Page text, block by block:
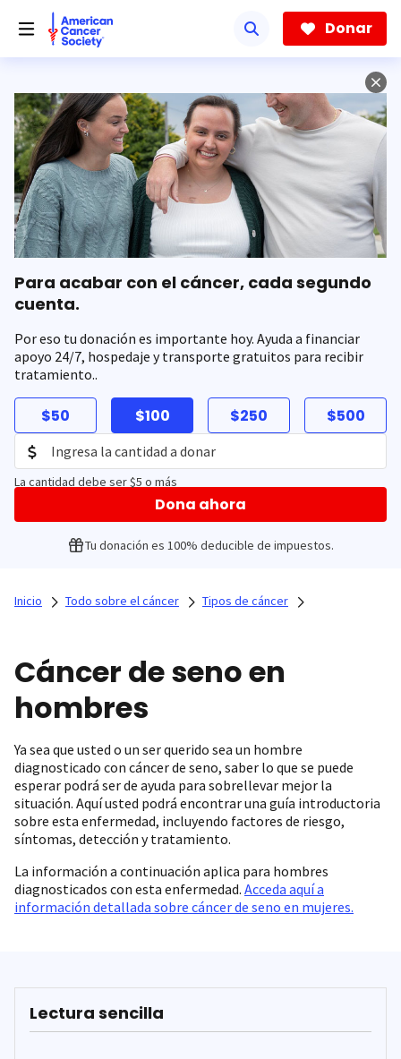
hacia
contenido
Donar
Para acabar con el cáncer, cada segundo
cuenta.
Por eso tu donación es importante hoy. Ayuda a financiar
apoyo 24/7, hospedaje y transporte gratuitos para recibir
tratamiento..
$50 $100 $250 $500
La cantidad debe ser $5 o más
Dona ahora
Tu donación es 100% deducible de impuestos.
Inicio Todo sobre el cáncer Tipos de cáncer
Cáncer de seno en
hombres
Ya sea que usted o un ser querido sea un hombre
diagnosticado con cáncer de seno, saber lo que se puede
esperar podrá ser de ayuda para sobrellevar mejor la
situación. Aquí usted podrá encontrar una guía introductoria
sobre esta enfermedad, incluyendo factores de riesgo,
síntomas, detección y tratamiento.
La información a continuación aplica para hombres
diagnosticados con esta enfermedad. Acceda aquí a
información detallada sobre cáncer de seno en mujeres.
Lectura sencilla